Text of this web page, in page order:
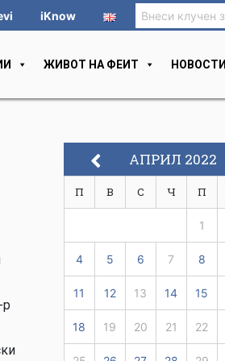
iKnow
ЖИВОТ НА ФЕИТ НОВОСТИ
АПРИЛ 2022
П В С Ч П
1
4 5 6 7 8
11 12 13 14 15
18 19 20 21 22